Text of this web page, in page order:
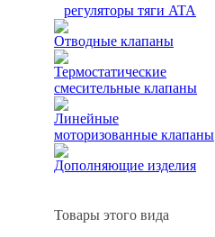
регуляторы тяги ATA
Отводные клапаны
Термостатические
смесительные клапаны
Линейные
моторизованные клапаны
Дополняющие изделия
Товары этого вида